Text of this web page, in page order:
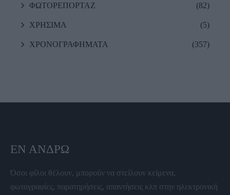
ΦΩΤΟΡΕΠΟΡΤΑΖ (82)
ΧΡΗΣΙΜΑ (5)
ΧΡΟΝΟΓΡΑΦΗΜΑΤΑ (357)
ΕΝ ΆΝΔΡΩ
Όσοι φίλοι θέλουν, μπορούν να στείλουν κείμενα,
φωτογραφίες, παρατηρήσεις, απαντήσεις κλπ στην ηλεκτρονική